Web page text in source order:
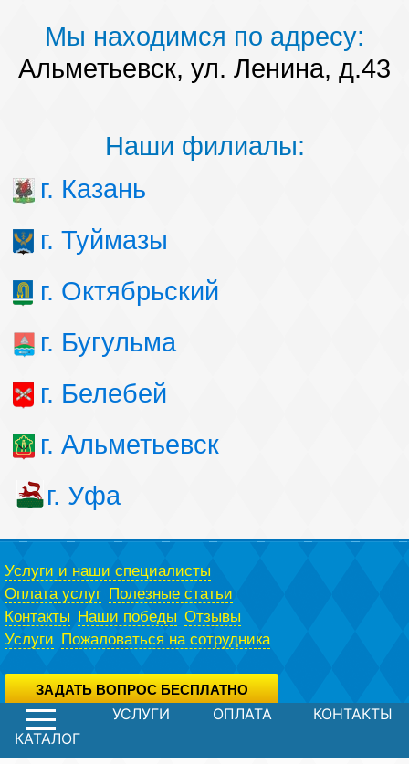
Мы находимся по адресу:
Альметьевск, ул. Ленина, д.43
Наши филиалы:
г. Казань
г. Туймазы
г. Октябрьский
г. Бугульма
г. Белебей
г. Альметьевск
г. Уфа
Услуги и наши специалисты
Оплата услуг Полезные статьи
Контакты Наши победы Отзывы
Услуги Пожаловаться на сотрудника
ЗАДАТЬ ВОПРОС БЕСПЛАТНО
Вы можете задать вопрос юристу абсолютно бесплатно,
воспользовавшись специальной формой.
Политика конфиденциальности
УСЛУГИ ОПЛАТА КОНТАКТЫ